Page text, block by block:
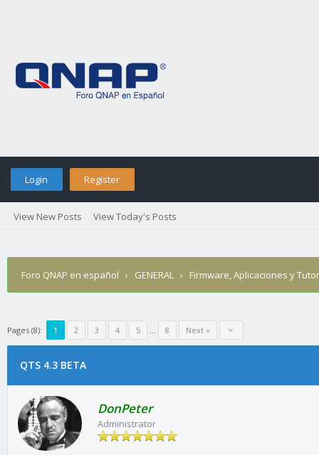
Login Register
View New Posts View Today's Posts
Foro QNAP en español › GENERAL › Firmware, Aplicaciones y
Pages (8): 1 2 3 4 5 … 8 Next »
QTS 4.3 BETA
DonPeter
Administrator